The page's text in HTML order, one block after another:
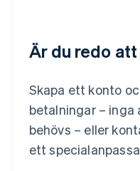
Är du redo
Skapa ett konto
betalningar –
behövs – eller
ett
Français Deutsch English
Malta
English
Mexiko
Español English
Nederländerna